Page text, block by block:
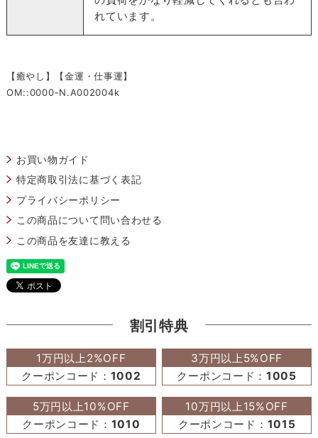
れています。
【癒やし】【金運・仕事運】
OM::0000-N.A002004k
お買い物ガイド
特定商取引法に基づく表記
プライバシーポリシー
この商品について問い合わせる
この商品を友達に教える
割引特典
1万円以上2%OFF
クーポンコード： 1002
3万円以上5%OFF
クーポンコード：1005
5万円以上10%OFF
クーポンコード： 1010
10万円以上15%OFF
クーポンコード： 1015